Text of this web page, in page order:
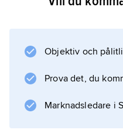
varvid det övre
Objektiv och
Prova det, du
Marknadsledare i